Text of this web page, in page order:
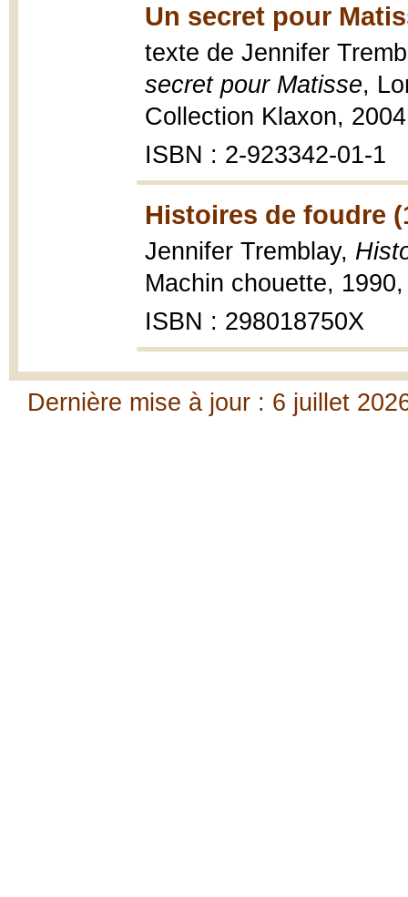
Un secret pour
texte de Jennifer
secret pour Matisse,
Collection Klaxon,
ISBN : 2-923342-01-1
Histoires de foudre
Jennifer Tremblay,
Machin chouette,
ISBN : 298018750X
Dernière mise à jour : 6 juillet